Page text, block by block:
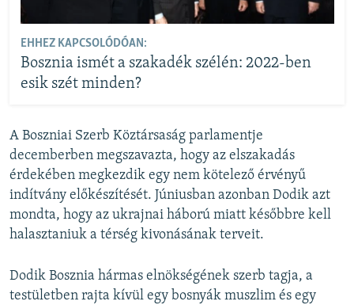
EHHEZ KAPCSOLÓDÓAN:
Bosznia ismét a szakadék szélén: 2022-ben
esik szét minden?
A Boszniai Szerb Köztársaság parlamentje
decemberben megszavazta, hogy az elszakadás
érdekében megkezdik egy nem kötelező érvényű
indítvány előkészítését. Júniusban azonban Dodik azt
mondta, hogy az ukrajnai háború miatt későbbre kell
halasztaniuk a térség kivonásának terveit.
Dodik Bosznia hármas elnökségének szerb tagja, a
testületben rajta kívül egy bosnyák muszlim és egy